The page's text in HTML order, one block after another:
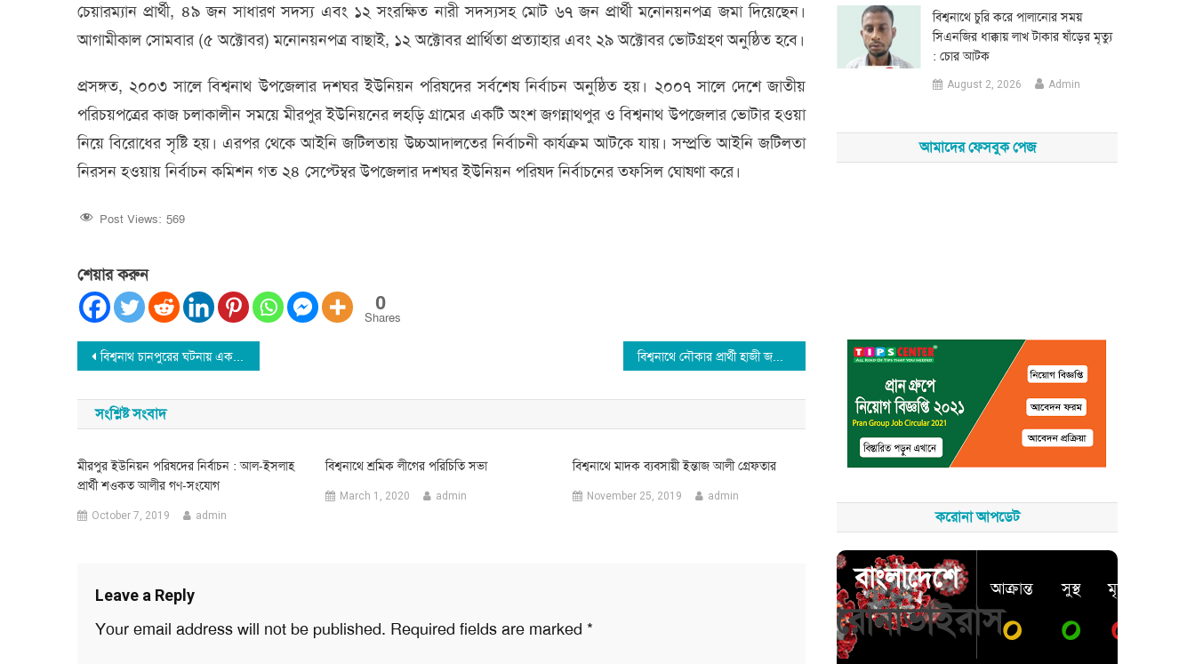
চেয়ারম্যান প্রার্থী, ৪৯ জন সাধারণ সদস্য এবং ১২ সংরক্ষিত নারী সদস্যসহ মোট ৬৭ জন প্রার্থী মনোনয়নপত্র জমা দিয়েছেন।
আগামীকাল সোমবার (৫ অক্টোবর) মনোনয়নপত্র বাছাই, ১২ অক্টোবর প্রার্থিতা প্রত্যাহার এবং ২৯ অক্টোবর ভোটগ্রহণ অনুষ্ঠিত হবে।
প্রসঙ্গত, ২০০৩ সালে বিশ্বনাথ উপজেলার দশঘর ইউনিয়ন পরিষদের সর্বশেষ নির্বাচন অনুষ্ঠিত হয়। ২০০৭ সালে দেশে জাতীয়
পরিচয়পত্রের কাজ চলাকালীন সময়ে মীরপুর ইউনিয়নের লহড়ি গ্রামের একটি অংশ জগন্নাথপুর ও বিশ্বনাথ উপজেলার ভোটার হওয়া
নিয়ে বিরোধের সৃষ্টি হয়। এরপর থেকে আইনি জটিলতায় উচ্চআদালতের নির্বাচনী কার্যক্রম আটকে যায়। সম্প্রতি আইনি জটিলতা
নিরসন হওয়ায় নির্বাচন কমিশন গত ২৪ সেপ্টেম্বর উপজেলার দশঘর ইউনিয়ন পরিষদ নির্বাচনের তফসিল ঘোষণা করে।
Post Views: 569
শেয়ার করুন
0
Shares
Post
navigation
বিশ্বনাথ চানপুরের ঘটনায় একজনের চোখ নষ্ট হওয়ার সম্ভাবনা : গ্রেফতার হয়নি কেউ বিশ্বনাথে নৌকার প্রার্থী হাজী জবেদুর রহমানের মনোনয়নপত্র দাখিল
সংশ্লিষ্ট সংবাদ
মীরপুর ইউনিয়ন পরিষদের নির্বাচন : আল-ইসলাহ
প্রার্থী শওকত আলীর গণ-সংযোগ
October 7, 2019 admin
বিশ্বনাথে শ্রমিক লীগের পরিচিতি সভা
March 1, 2020 admin
বিশ্বনাথে মাদক ব্যবসায়ী ইন্তাজ আলী গ্রেফতার
November 25, 2019 admin
Leave a Reply
Your email address will not be published. Required fields are marked *
‎বিশ্বনাথে চুরি করে পালানোর সময়
সিএনজির ধাক্কায় লাখ টাকার ষাঁড়ের মৃত্যু
: চোর আটক
August 2, 2026 Admin
আমাদের ফেসবুক পেজ
করোনা আপডেট
বাংলাদেশে
করোনাভাইরাস
আক্রান্ত
০
সুস্থ
০
মৃত্যু
০